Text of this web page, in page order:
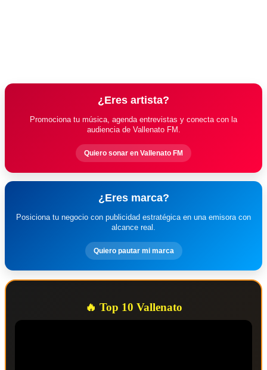
¿Eres artista?
Promociona tu música, agenda entrevistas y conecta con la
audiencia de Vallenato FM.
Quiero sonar en Vallenato FM
¿Eres marca?
Posiciona tu negocio con publicidad estratégica en una emisora con
alcance real.
Quiero pautar mi marca
🔥 Top 10 Vallenato